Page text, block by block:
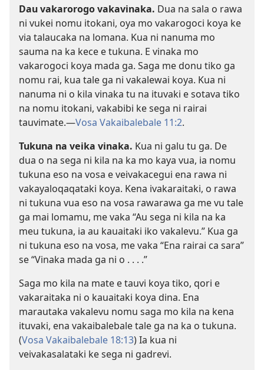
Dau vakarorogo vakavinaka. Dua na sala o rawa
ni vukei nomu itokani, oya mo vakarogoci koya ke
via talaucaka na lomana. Kua ni nanuma mo
sauma na ka kece e tukuna. E vinaka mo
vakarogoci koya mada ga. Saga me donu tiko ga
nomu rai, kua tale ga ni vakalewai koya. Kua ni
nanuma ni o kila vinaka tu na ituvaki e sotava tiko
na nomu itokani, vakabibi ke sega ni rairai
tauvimate.—Vosa Vakaibalebale 11:2.
Tukuna na veika vinaka. Kua ni galu tu ga. De
dua o na sega ni kila na ka mo kaya vua, ia nomu
tukuna eso na vosa e veivakacegui ena rawa ni
vakayaloqaqataki koya. Kena ivakaraitaki, o rawa
ni tukuna vua eso na vosa rawarawa ga me vu tale
ga mai lomamu, me vaka “Au sega ni kila na ka
meu tukuna, ia au kauaitaki iko vakalevu.” Kua ga
ni tukuna eso na vosa, me vaka “Ena rairai ca sara”
se “Vinaka mada ga ni o . . . .”
Saga mo kila na mate e tauvi koya tiko, qori e
vakaraitaka ni o kauaitaki koya dina. Ena
marautaka vakalevu nomu saga mo kila na kena
ituvaki, ena vakaibalebale tale ga na ka o tukuna.
(Vosa Vakaibalebale 18:13) Ia kua ni
veivakasalataki ke sega ni gadrevi.